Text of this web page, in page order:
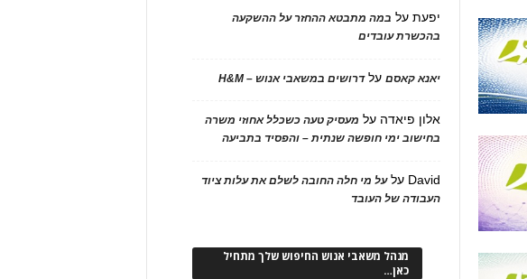
יפעתעל במה מתבטא ההחזר על ההשקעה
בהכשרת עובדים
יאנא קאסםעלדרושים במשאבי אנוש – H&M
אלון פיאדה על מעסיק טעה כשכלל אחוזי משרה
בחישוב ימי חופשה שנתית – והפסיד בתביעה
David עלעל מי חלה החובה לשלם את עלות ציוד
העבודה של העובד
מנהל משאבי אנוש החיפוש שלך מתחיל
כאן…